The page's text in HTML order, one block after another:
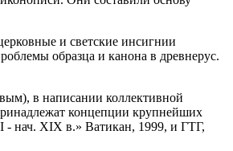
и светские инсигнии
образца и канона в древнерус.
в написании коллективной
концепции крупнейших
- нач. XIХ в.» Ватикан, 1999, и ГТГ,